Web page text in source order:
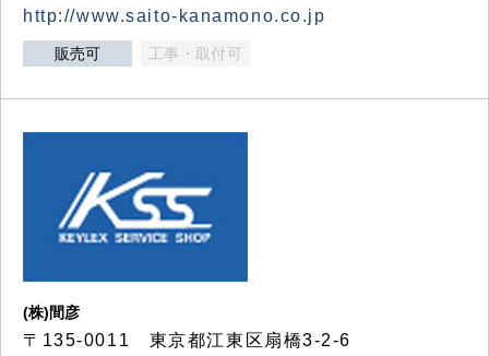
http://www.saito-kanamono.co.jp
販売可 工事・取付可
(株)間彦
〒135-0011 東京都江東区扇橋3-2-6